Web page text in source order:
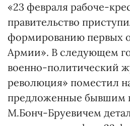
«23 февраля рабоче-
правительство
формированию первых
Армии». В следующем
военно-политический
революция» поместил
предложенные бывшим
М.Бонч-Бруевичем